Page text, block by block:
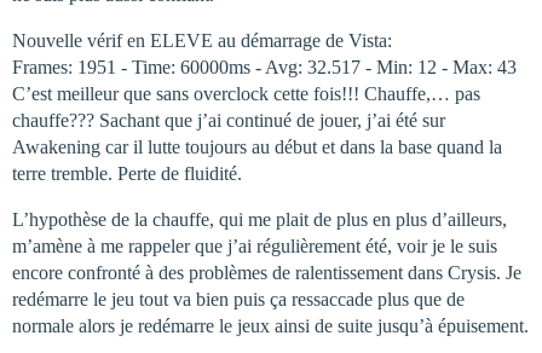
Nouvelle vérif en ELEVE au démarrage de Vista:
Frames: 1951 - Time: 60000ms - Avg: 32.517 - Min: 12 - Max: 43
C’est meilleur que sans overclock cette fois!!! Chauffe,… pas
chauffe??? Sachant que j’ai continué de jouer, j’ai été sur
Awakening car il lutte toujours au début et dans la base quand la
terre tremble. Perte de fluidité.
L’hypothèse de la chauffe, qui me plait de plus en plus d’ailleurs,
m’amène à me rappeler que j’ai régulièrement été, voir je le suis
encore confronté à des problèmes de ralentissement dans Crysis. Je
redémarre le jeu tout va bien puis ça ressaccade plus que de
normale alors je redémarre le jeux ainsi de suite jusqu’à épuisement.